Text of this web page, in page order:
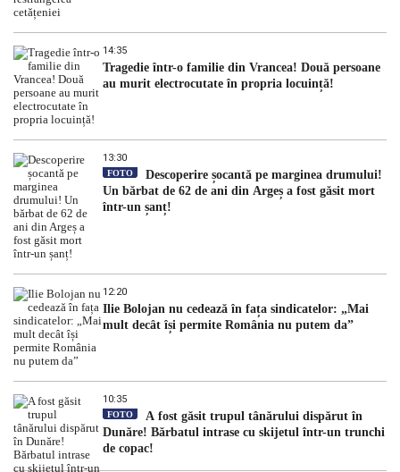
14:35
Tragedie într-o familie din Vrancea! Două persoane
au murit electrocutate în propria locuință!
13:30
FOTO
Descoperire șocantă pe marginea drumului!
Un bărbat de 62 de ani din Argeș a fost găsit mort
într-un șanț!
12:20
Ilie Bolojan nu cedează în fața sindicatelor: „Mai
mult decât își permite România nu putem da”
10:35
FOTO
A fost găsit trupul tânărului dispărut în
Dunăre! Bărbatul intrase cu skijetul într-un trunchi
de copac!